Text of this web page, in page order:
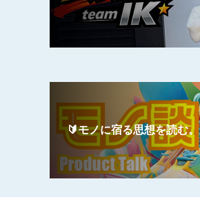
🔰モノに宿る思想を読む。